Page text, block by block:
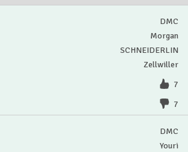
DMC
Morgan
SCHNEIDERLIN
Zellwiller
7
7
DMC
Youri